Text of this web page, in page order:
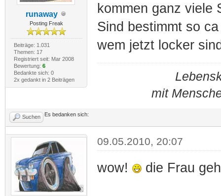
runaway
Posting Freak
Beiträge: 1.031
Themen: 17
Registriert seit: Mar 2008
Bewertung: 6
Bedankte sich: 0
2x gedankt in 2 Beiträgen
kommen ganz viele
Sind bestimmt so
wem jetzt locker
mit
Suchen Es bedanken sich:
09.05.2010, 20:07
wow! die Frau